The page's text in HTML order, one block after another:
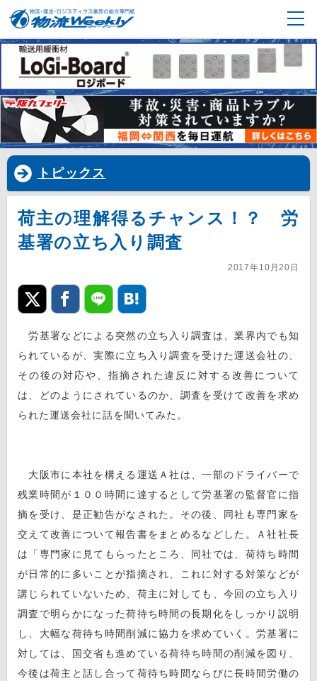
トピックス
荷主の理解得るチャンス！？ 労
基署の立ち入り調査
2017年10月20日
労基署などによる突然の立ち入り調査は、業界内でも知
られているが、実際に立ち入り調査を受けた運送会社の、
その後の対応や、指摘された違反に対する改善について
は、どのようにされているのか、調査を受けて改善を求め
られた運送会社に話を聞いてみた。
大阪市に本社を構える運送Ａ社は、一部のドライバーで
残業時間が１００時間に達するとして労基署の監督官に指
摘を受け、是正勧告がなされた。その後、同社も専門家を
交えて改善について報告書をまとめるなどした。Ａ社社長
は「専門家に見てもらったところ、同社では、荷待ち時間
が日常的に多いことが指摘され、これに対する対策などが
講じられていないため、荷主に対しても、今回の立ち入り
調査で明らかになった荷待ち時間の長期化をしっかり説明
し、大幅な荷待ち時間削減に協力を求めていく。労基署に
対しては、国交省も進めている荷待ち時間の削減を図り、
今後は荷主と話し合って荷待ち時間ならびに長時間労働の